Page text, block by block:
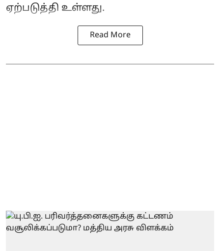
ஏற்படுத்தி உள்ளது.
Read More